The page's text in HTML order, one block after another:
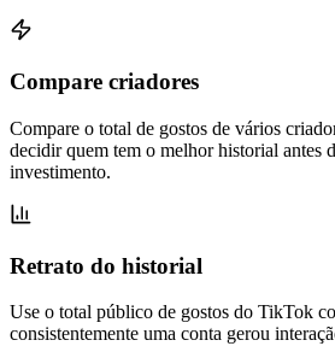
Compare criadores
Compare o total de gostos de vários
decidir quem tem o melhor historial antes
investimento.
Retrato do historial
Use o total público de gostos do TikTok
consistentemente uma conta gerou